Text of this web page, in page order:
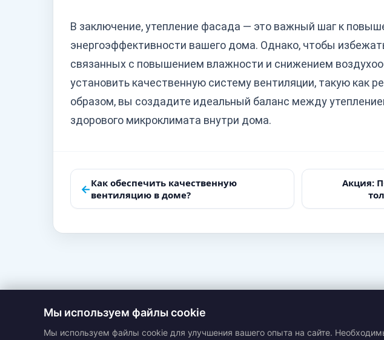
Мы используем файлы cookie
Мы используем файлы cookie для улучшения вашего опыта на сайте.
В заключение, утепление фасада — это важный шаг к
энергоэффективности вашего дома. Однако, чтобы
связанных с повышением влажности и снижением
установить качественную систему вентиляции, такую как
образом, вы создадите идеальный баланс между
здорового микроклимата внутри дома.
Навигация
по
записям
←Как обеспечить качественную
вентиляцию в доме?
Акция: